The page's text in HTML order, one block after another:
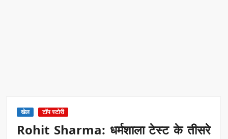
खेल टॉप स्टोरी
Rohit Sharma: धर्मशाला टेस्ट के तीसरे